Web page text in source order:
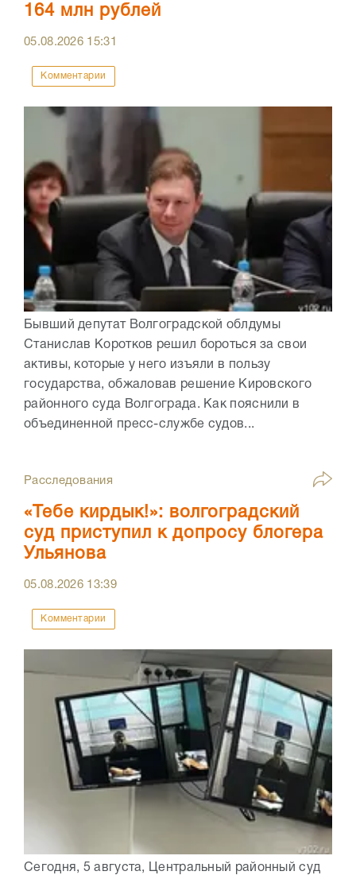
164 млн рублей
05.08.2026 15:31
Комментарии
Бывший депутат Волгоградской облдумы
Станислав Коротков решил бороться за свои
активы, которые у него изъяли в пользу
государства, обжаловав решение Кировского
районного суда Волгограда. Как пояснили в
объединенной пресс-службе судов...
Расследования
«Тебе кирдык!»: волгоградский
суд приступил к допросу блогера
Ульянова
05.08.2026 13:39
Комментарии
Сегодня, 5 августа, Центральный районный суд